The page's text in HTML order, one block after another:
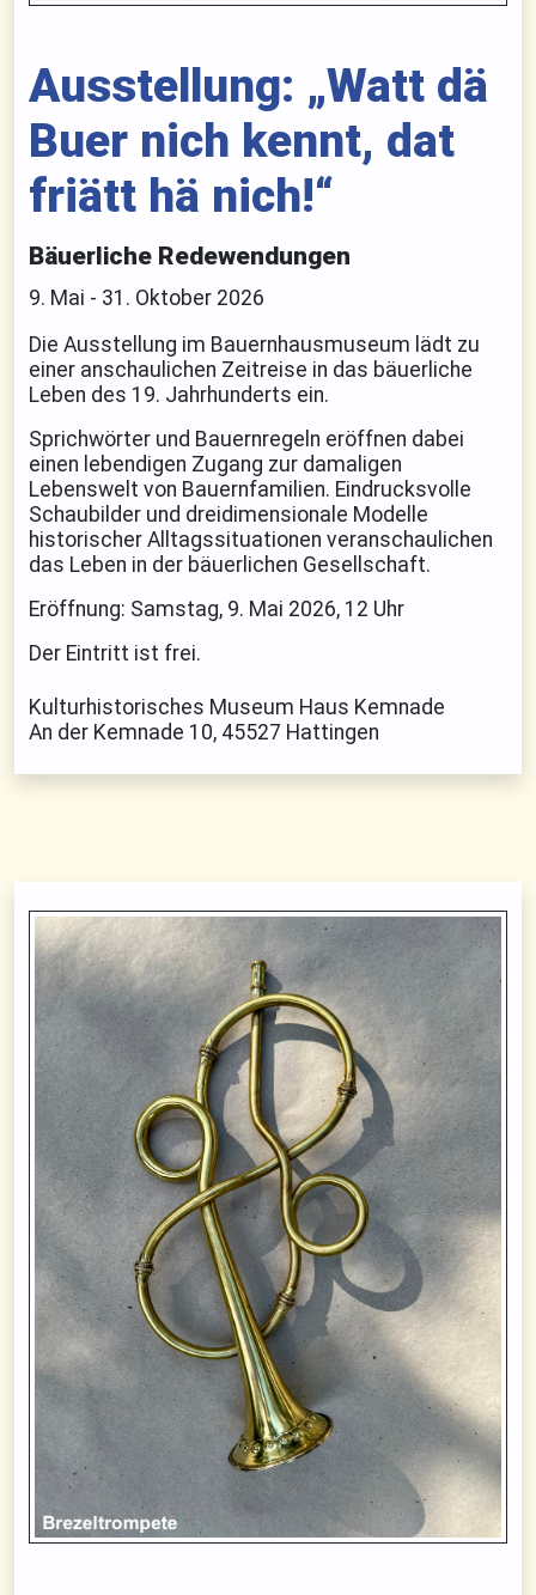
Ausstellung: „Watt dä
Buer nich kennt, dat
friätt hä nich!“
Bäuerliche Redewendungen
9. Mai - 31. Oktober 2026
Die Ausstellung im Bauernhausmuseum lädt zu
einer anschaulichen Zeitreise in das bäuerliche
Leben des 19. Jahrhunderts ein.
Sprichwörter und Bauernregeln eröffnen dabei
einen lebendigen Zugang zur damaligen
Lebenswelt von Bauernfamilien. Eindrucksvolle
Schaubilder und dreidimensionale Modelle
historischer Alltagssituationen veranschaulichen
das Leben in der bäuerlichen Gesellschaft.
Eröffnung: Samstag, 9. Mai 2026, 12 Uhr
Der Eintritt ist frei.
Kulturhistorisches Museum Haus Kemnade
An der Kemnade 10, 45527 Hattingen